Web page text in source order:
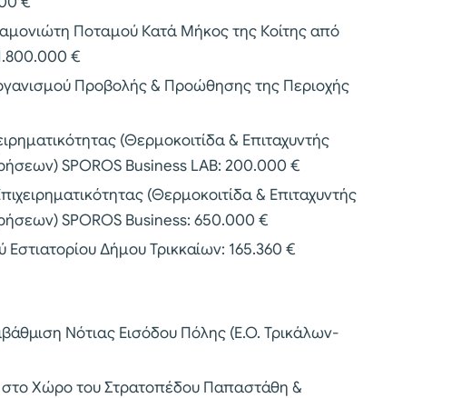
Ποταμού Κατά Μήκος της Κοίτης από
€
Προβολής & Προώθησης της Περιοχής
(Θερμοκοιτίδα & Επιταχυντής
SPOROS Business LAB: 200.000 €
(Θερμοκοιτίδα & Επιταχυντής
SPOROS Business: 650.000 €
Εστιατορίου Δήμου Τρικκαίων: 165.360 €
Νότιας Εισόδου Πόλης (Ε.Ο. Τρικάλων-
Χώρο του Στρατοπέδου Παπαστάθη &